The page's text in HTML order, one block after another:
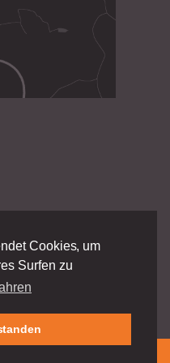
Cookies, um
Surfen zu